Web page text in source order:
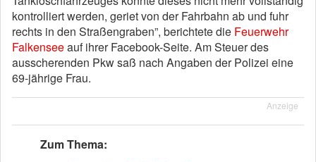
kontrolliert werden, geriet von der Fahrbahn ab und fuhr
rechts in den Straßengraben”, berichtete die Feuerwehr
Falkenseeauf ihrer Facebook-Seite. Am Steuer des
ausscherenden Pkw saß nach Angaben der Polizei eine
69-jährige Frau.
Anzeige
Zum Thema: